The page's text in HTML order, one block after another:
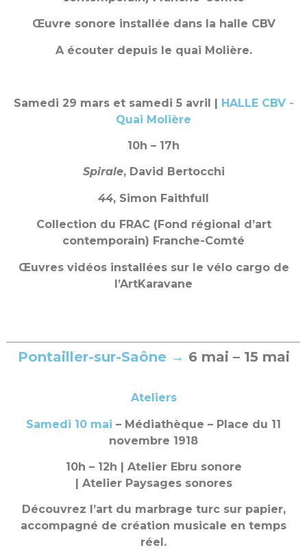
Œuvre sonore installée dans la halle CBV
A écouter depuis le quai Molière.
Samedi 29 mars et samedi 5 avril | HALLE CBV -
Quai Molière
10h – 17h
Spirale, David Bertocchi
44, Simon Faithfull
Collection du FRAC (Fond régional d’art
contemporain) Franche-Comté
Œuvres vidéos installées sur le vélo cargo de
l’ArtKaravane
Pontailler-sur-Saône → 6 mai – 15 mai
Ateliers
Samedi 10 mai – Médiathèque – Place du 11
novembre 1918
10h – 12h | Atelier Ebru sonore
| Atelier Paysages sonores
Découvrez l’art du marbrage turc sur papier,
accompagné de création musicale en temps
réel.